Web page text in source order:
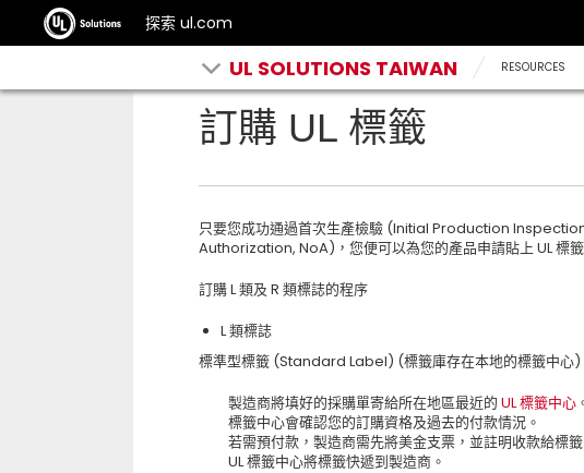
探索 ul.com
UL SOLUTIONS TAIWAN RESOURCES
訂購 UL 標籤
只要您成功通過首次生產檢驗 (Initial Production
Authorization, NoA)，您便可以為您的產品申請貼上 UL 標籤
訂購 L 類及 R 類標誌的程序
L 類標誌
標準型標籤 (Standard Label) (標籤庫存在本地的標籤中心)
製造商將填好的採購單寄給所在地區最近的 UL 標籤中心
標籤中心會確認您的訂購資格及過去的付款情況。
若需預付款，製造商需先將美金支票，並註明收款給標籤
UL 標籤中心將標籤快遞到製造商。